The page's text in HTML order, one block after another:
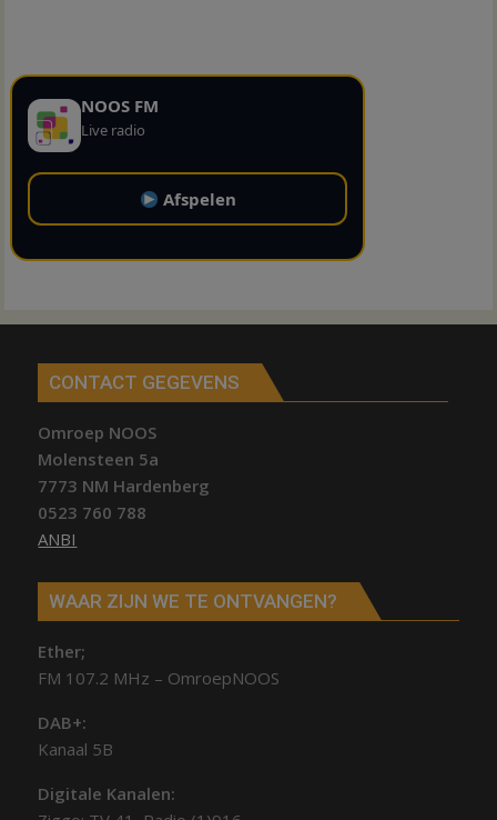
NOOS FM
Live radio
Afspelen
CONTACT GEGEVENS
Omroep NOOS
Molensteen 5a
7773 NM Hardenberg
0523 760 788
ANBI
WAAR ZIJN WE TE ONTVANGEN?
Ether;
FM 107.2 MHz – OmroepNOOS
DAB+:
Kanaal 5B
Digitale Kanalen: